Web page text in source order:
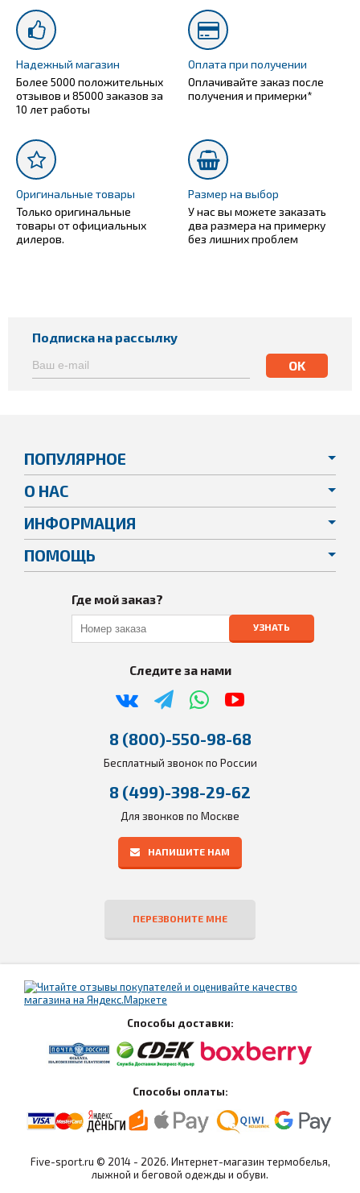
Надежный магазин
Более 5000 положительных
отзывов и 85000 заказов за
10 лет работы
Оплата при получении
Оплачивайте заказ после
получения и примерки*
Оригинальные товары
Только оригинальные
товары от официальных
дилеров.
Размер на выбор
У нас вы можете заказать
два размера на примерку
без лишних проблем
Подписка на рассылку
ПОПУЛЯРНОЕ
О НАС
ИНФОРМАЦИЯ
ПОМОЩЬ
Где мой заказ?
УЗНАТЬ
Следите за нами
8 (800)-550-98-68
Бесплатный звонок по России
8 (499)-398-29-62
Для звонков по Москве
НАПИШИТЕ НАМ
ПЕРЕЗВОНИТЕ МНЕ
Способы доставки:
Способы оплаты:
Five-sport.ru © 2014 - 2026. Интернет-магазин термобелья,
лыжной и беговой одежды и обуви.